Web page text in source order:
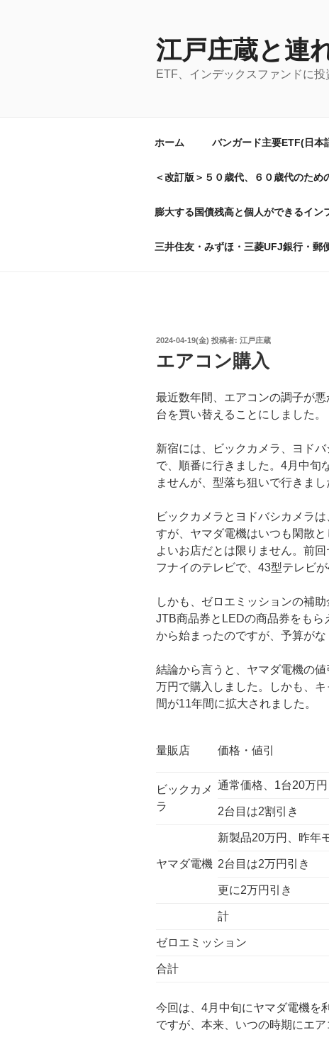
江戸庄蔵と連
ETF、インデックスファンドに
ホーム バンガード主要ETF(日本
＜改訂版＞５０歳代、６０歳代のため
膨大する国債残高と個人ができるイン
三井住友・みずほ・三菱UFJ銀行・郵
投
2024-04-19(金) 投稿者: 江戸庄蔵
エアコン購入
最近数年間、エアコンの調子が
台を買い替えることにしました。
新宿には、ビックカメラ、ヨド
で、順番に行きました。4月中旬
ませんが、型落ち狙いで行きまし
ビックカメラとヨドバシカメラ
すが、ヤマダ電機はいつも閑散
よいお店だとは限りません。前
フナイのテレビで、43型テレビが
しかも、ゼロエミッションの補
JTB商品券とLEDの商品券をも
から始まったのですが、予算がな
結論から言うと、ヤマダ電機の
万円で購入しました。しかも、
間が11年間に拡大されました。
量販店 価格・値引
ビックカメ
ラ
通常価格、1台20万円
2台目は2割引き
ヤマダ電機
新製品20万円、昨年
2台目は2万円引き
更に2万円引き
計
ゼロエミッション
合計
今回は、4月中旬にヤマダ電機を
ですが、本来、いつの時期にエ